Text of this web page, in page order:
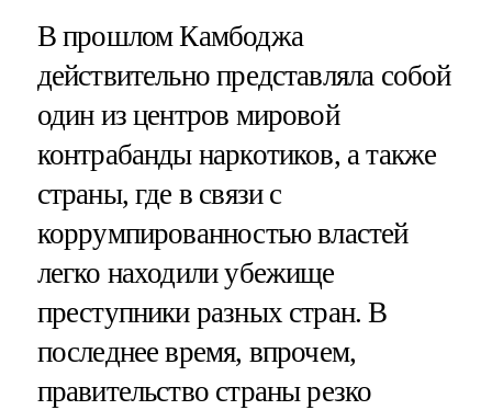
В прошлом Камбоджа
действительно представляла собой
один из центров мировой
контрабанды наркотиков, а также
страны, где в связи с
коррумпированностью властей
легко находили убежище
преступники разных стран. В
последнее время, впрочем,
правительство страны резко